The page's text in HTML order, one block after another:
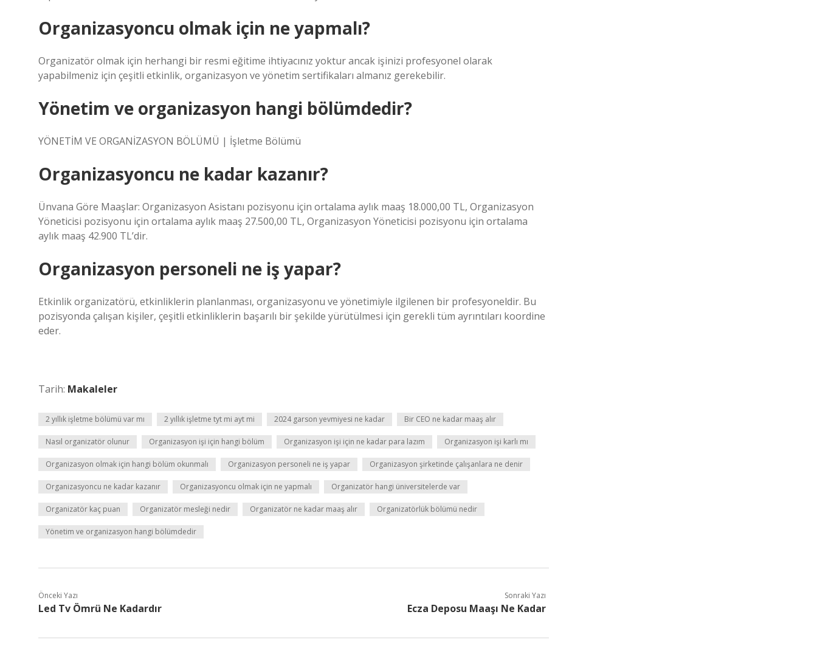
Organizasyoncu olmak için ne yapmalı?
Organizatör olmak için herhangi bir resmi eğitime ihtiyacınız yoktur ancak işinizi profesyonel olarak
yapabilmeniz için çeşitli etkinlik, organizasyon ve yönetim sertifikaları almanız gerekebilir.
Yönetim ve organizasyon hangi bölümdedir?
YÖNETİM VE ORGANİZASYON BÖLÜMÜ | İşletme Bölümü
Organizasyoncu ne kadar kazanır?
Ünvana Göre Maaşlar: Organizasyon Asistanı pozisyonu için ortalama aylık maaş 18.000,00 TL, Organizasyon
Yöneticisi pozisyonu için ortalama aylık maaş 27.500,00 TL, Organizasyon Yöneticisi pozisyonu için ortalama
aylık maaş 42.900 TL’dir.
Organizasyon personeli ne iş yapar?
Etkinlik organizatörü, etkinliklerin planlanması, organizasyonu ve yönetimiyle ilgilenen bir profesyoneldir. Bu
pozisyonda çalışan kişiler, çeşitli etkinliklerin başarılı bir şekilde yürütülmesi için gerekli tüm ayrıntıları koordine
eder.
Tarih: Makaleler
2 yıllık işletme bölümü var mı 2 yıllık işletme tyt mi ayt mi 2024 garson yevmiyesi ne kadar Bir CEO ne kadar maaş alır
Nasıl organizatör olunur Organizasyon işi için hangi bölüm Organizasyon işi için ne kadar para lazım Organizasyon işi karlı mı
Organizasyon olmak için hangi bölüm okunmalı Organizasyon personeli ne iş yapar Organizasyon şirketinde çalışanlara ne denir
Organizasyoncu ne kadar kazanır Organizasyoncu olmak için ne yapmalı Organizatör hangi üniversitelerde var
Organizatör kaç puan Organizatör mesleği nedir Organizatör ne kadar maaş alır Organizatörlük bölümü nedir
Yönetim ve organizasyon hangi bölümdedir
Önceki Yazı
Led Tv Ömrü Ne Kadardır
Sonraki Yazı
Ecza Deposu Maaşı Ne Kadar